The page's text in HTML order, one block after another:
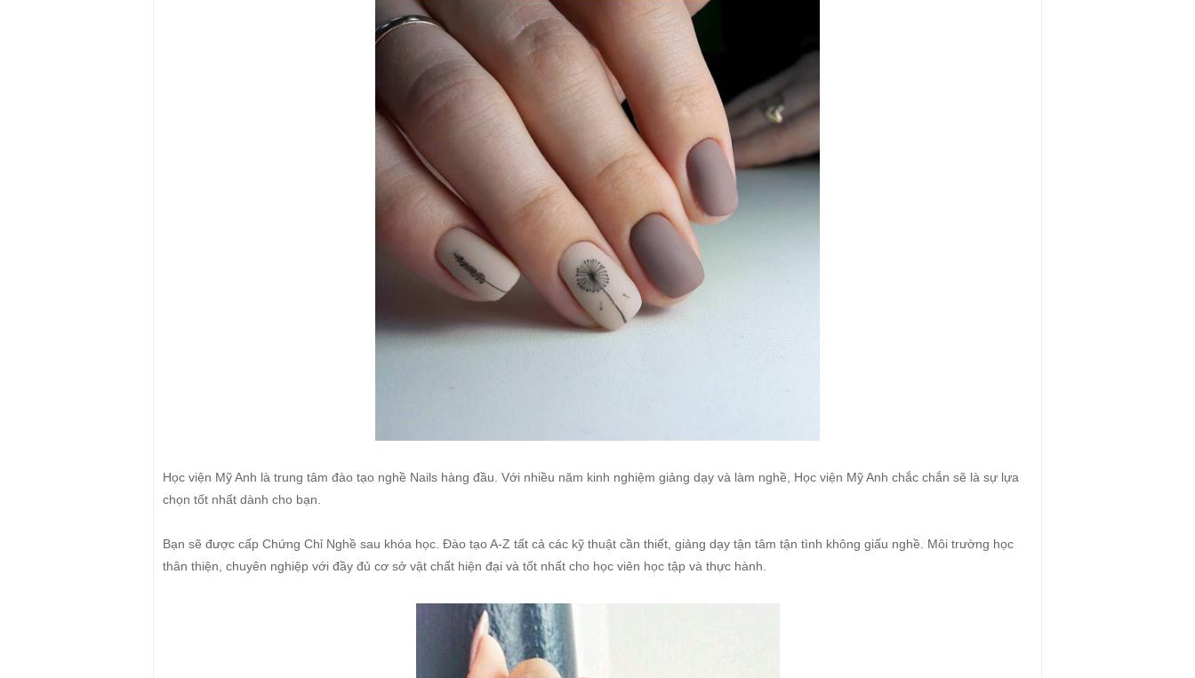
Học viện Mỹ Anh là trung tâm đào tạo nghề Nails hàng đầu. Với nhiều năm kinh nghiệm giảng dạy và làm nghề, Học viện Mỹ Anh chắc chắn sẽ là sự lựa
chọn tốt nhất dành cho bạn.
Bạn sẽ được cấp Chứng Chỉ Nghề sau khóa học. Đào tạo A-Z tất cả các kỹ thuật cần thiết, giảng dạy tận tâm tận tình không giấu nghề. Môi trường học
thân thiện, chuyên nghiệp với đầy đủ cơ sở vật chất hiện đại và tốt nhất cho học viên học tập và thực hành.